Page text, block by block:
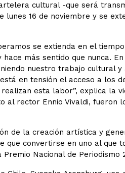
cultural -que será
16 de noviembre y se
se extienda en el
más sentido que nunca.
nuestro trabajo cultural y
en tensión el acceso a los
esta labor”, explica la
al rector Ennio Vivaldi, fueron
de la creación artística y
que convertirse en uno al que
Nacional de Periodismo